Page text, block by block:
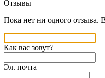
Отзывы
Пока нет ни одного отзыва.
Как вас зовут?
Эл. почта